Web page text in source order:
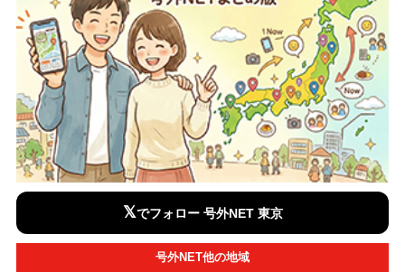
𝕏でフォロー 号外NET 東京
号外NET他の地域